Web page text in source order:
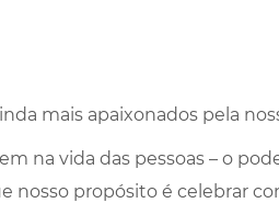
mais apaixonados pela
na vida das pessoas – o
nosso propósito é celebrar